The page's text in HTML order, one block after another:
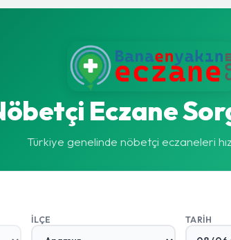
Eczane
Türkiye genelinde nöbetçi eczaneleri
İLÇE TARIH